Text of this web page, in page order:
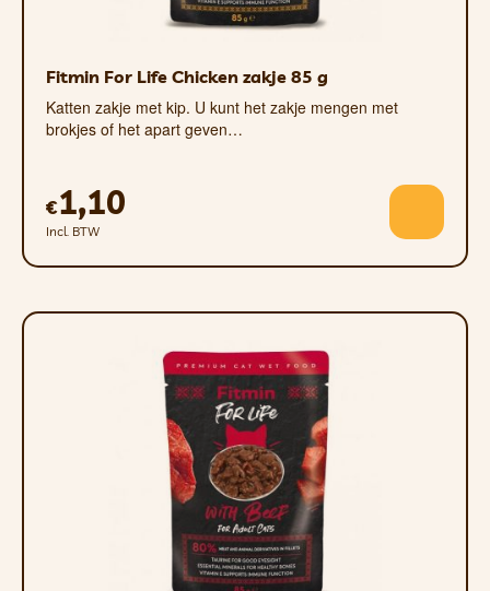
Fitmin For Life Chicken zakje 85 g
Katten zakje met kip. U kunt het zakje mengen met
brokjes of het apart geven…
€1,10
Incl. BTW